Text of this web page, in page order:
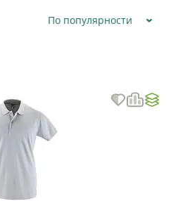
По популярности